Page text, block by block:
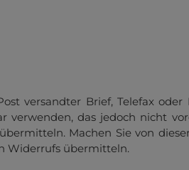
versandter Brief, Telefax
das jedoch nicht
Machen Sie von
Widerrufs übermitteln.